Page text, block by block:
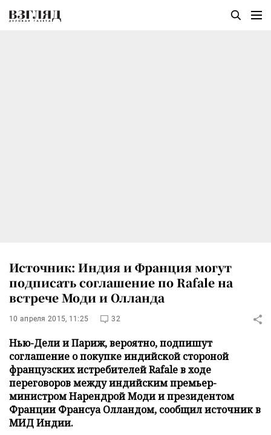
Источник: Индия и Франция могут
подписать соглашение по Rafale на
встрече Моди и Олланда
10 апреля 2015, 11:25 32
Нью-Дели и Париж, вероятно, подпишут
соглашение о покупке индийской стороной
французских истребителей Rafale в ходе
переговоров между индийским премьер-
министром Нарендрой Моди и президентом
Франции Франсуа Олландом, сообщил источник в
МИД Индии.